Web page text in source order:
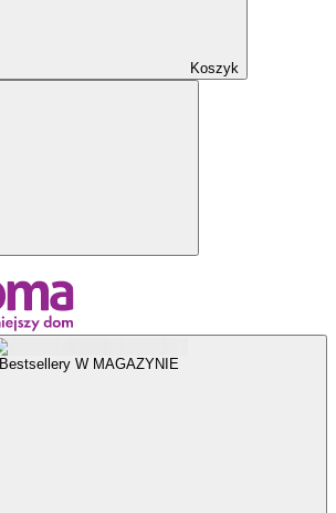
Koszyk
Bestsellery W MAGAZYNIE